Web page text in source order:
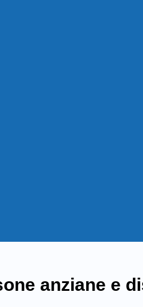
anziane e